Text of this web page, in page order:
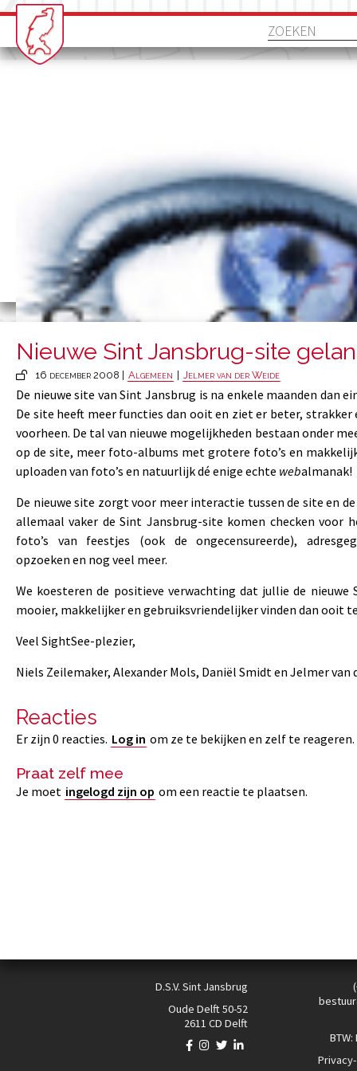
Nieuwe Sint Jansbrug-site
16 december 2008 | Algemeen Jelmer van der Weide
De nieuwe site van Sint Jansbrug is na enkele maanden dan
De site heeft meer functies dan ooit en ziet er beter,
voorheen. De tal van nieuwe mogelijkheden bestaan onder
op de site, meer foto-albums met grotere foto’s en
uploaden van foto’s en natuurlijk dé enige echte webalmanak!
De nieuwe site zorgt voor meer interactie tussen de site en
allemaal vaker de Sint Jansbrug-site komen checken voor
foto’s van feestjes (ook de ongecensureerde),
opzoeken en nog veel meer.
We koesteren de positieve verwachting dat jullie de nieuwe
mooier, makkelijker en gebruiksvriendelijker vinden dan ooit
Veel SightSee-plezier,
Niels Zeilemaker, Alexander Mols, Daniël Smidt en Jelmer van
Reacties
Er zijn 0 reacties. Log in om ze te bekijken en zelf te reageren.
Praat zelf mee
Je moet ingelogd zijn op om een reactie te plaatsen.
D.S.V. Sint Jansbrug
Oude Delft 50-52
2611 CD Delft